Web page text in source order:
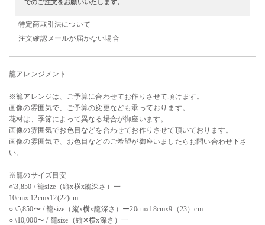
でのご注文をお願いいたします。
特定商取引法について
注文確認メールが届かない場合
籠アレンジメント
※籠アレンジは、ご予算に合わせてお作りさせて頂けます。
画像の雰囲気で、ご予算の変更なども承っております。
花材は、季節によって異なる場合が御座います。
画像の雰囲気でお色目などを合わせてお作りさせて頂いております。
画像の雰囲気で、お色目などのご希望が御座いましたらお問い合わせ下さ
い。
※籠のサイズ目安
○\3,850 / 籠size（縦x横x籠深さ）一
10cmx 12cmx12(22)cm
○ \5,850〜 / 籠size（縦x横x籠深さ）ー20cmx18cmx9（23）cm
○ \10,000〜 / 籠size（縦✕横x深さ）一